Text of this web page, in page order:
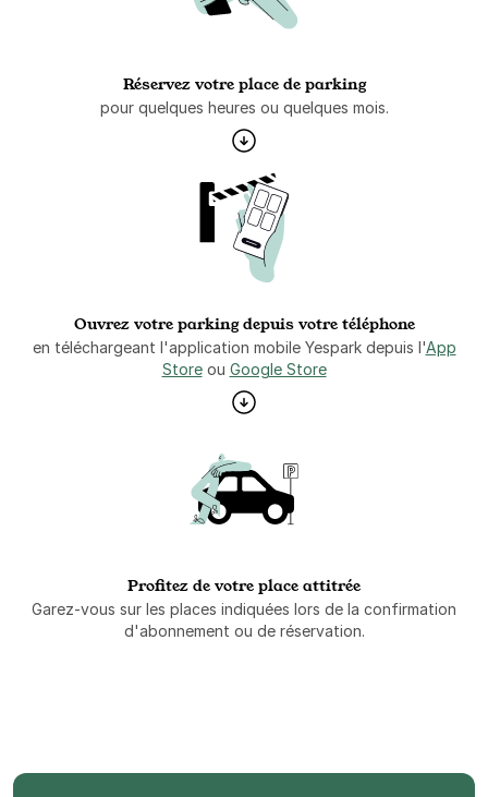
Réservez votre place de parking
pour quelques heures ou quelques mois.
Ouvrez votre parking depuis votre téléphone
en téléchargeant l'application mobile Yespark depuis l'App
Storeou Google Store
Profitez de votre place attitrée
Garez-vous sur les places indiquées lors de la confirmation
d'abonnement ou de réservation.